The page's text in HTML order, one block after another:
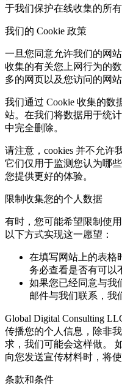
于我们保护在线收集的所有
我们的 Cookie 政策
一旦您同意允许我们的网
收集的有关您上网行为的
多的网页以及您访问的网站
我们通过 Cookie 收集的数
站。在我们将数据用于统
中完全删除。
请注意，cookies 并不允许
它们仅用于监测您认为哪
您提供更好的体验。
限制收集您的个人数据
有时，您可能希望限制使
以下方式实现这一愿望：
在填写网站上的表格
务必查看是否有可以
如果您已经同意与我
邮件与我们联系，我
Global Digital Consulting
传播您的个人信息，除非
求，我们可能会这样做。
向您发送宣传材料时，将
条款和条件